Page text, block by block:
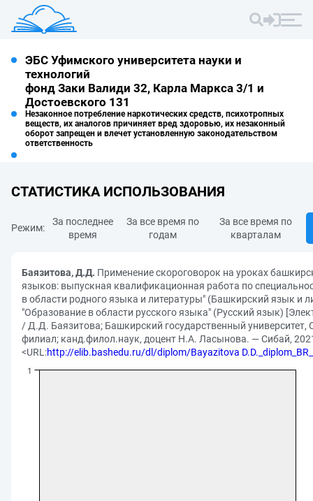
ЭБС Уфимского университета науки и
технологий
фонд Заки Валиди 32, Карла Маркса 3/1 и
Достоевского 131
Незаконное потребление наркотических средств, психотропных
веществ, их аналогов причиняет вред здоровью, их незаконный
оборот запрещен и влечет установленную законодательством
ответственность
СТАТИСТИКА ИСПОЛЬЗОВАНИЯ
Режим:
За последнее
время
За все время по
годам
За все время по
кварталам
Баязитова, Д.Д. Применение скороговорок на уроках
языков: выпускная квалификационная работа по
в области родного языка и литературы" (Башкирский язык и
"Образование в области русского языка" (Русский язык)
/ Д.Д. Баязитова; Башкирский государственный университет,
филиал; канд.филол.наук, доцент Н.А. Ласынова. — Сибай,
<URL:http://elib.bashedu.ru/dl/diplom/Bayazitova